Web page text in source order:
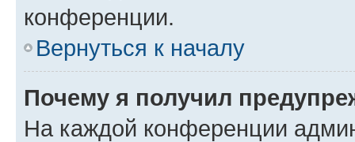
конференции.
Вернуться к началу
Почему я получил
На каждой конференции